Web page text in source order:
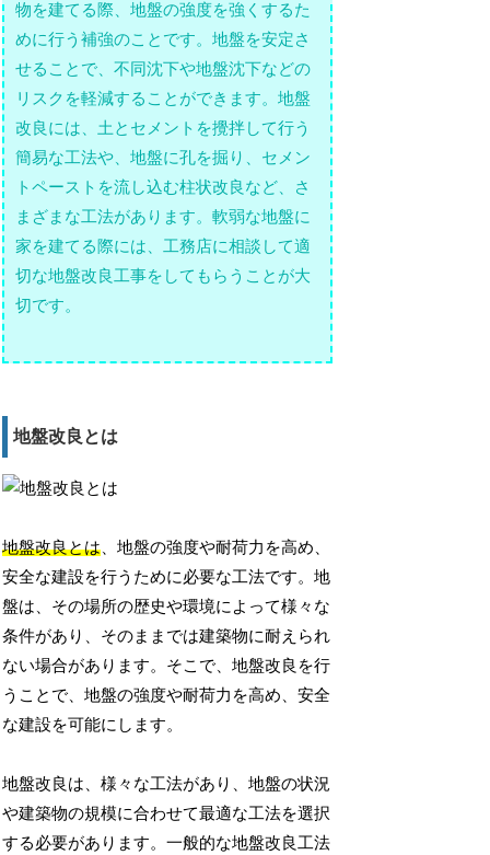
物を建てる際、地盤の強度を強くするた
めに行う補強のことです。地盤を安定さ
せることで、不同沈下や地盤沈下などの
リスクを軽減することができます。地盤
改良には、土とセメントを攪拌して行う
簡易な工法や、地盤に孔を掘り、セメン
トペーストを流し込む柱状改良など、さ
まざまな工法があります。軟弱な地盤に
家を建てる際には、工務店に相談して適
切な地盤改良工事をしてもらうことが大
切です。
地盤改良とは
地盤改良とは、地盤の強度や耐荷力を高め、
安全な建設を行うために必要な工法です。地
盤は、その場所の歴史や環境によって様々な
条件があり、そのままでは建築物に耐えられ
ない場合があります。そこで、地盤改良を行
うことで、地盤の強度や耐荷力を高め、安全
な建設を可能にします。
地盤改良は、様々な工法があり、地盤の状況
や建築物の規模に合わせて最適な工法を選択
する必要があります。一般的な地盤改良工法